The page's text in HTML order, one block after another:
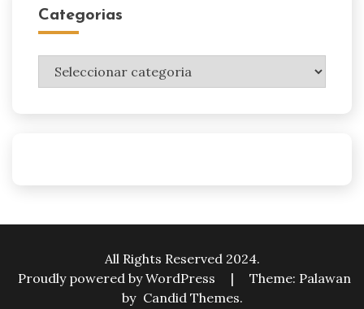
Categorias
Categorias
All Rights Reserved 2024.
Proudly powered by WordPress
|
Theme: Palawan
by Candid Themes.